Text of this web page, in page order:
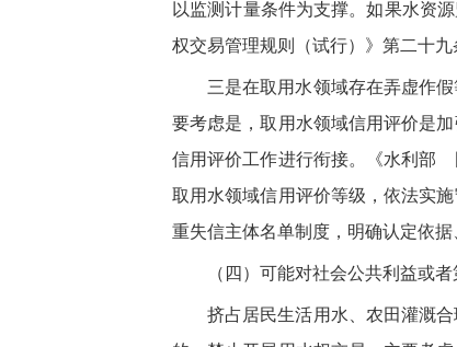
以监测计量条件为支撑。如果水资
权交易管理规则（试行）》第二十
三是在取用水领域存在弄虚作
要考虑是，取用水领域信用评价是
信用评价工作进行衔接。《水利部
取用水领域信用评价等级，依法实
重失信主体名单制度，明确认定依
（四）可能对社会公共利益或
挤占居民生活用水、农田灌溉